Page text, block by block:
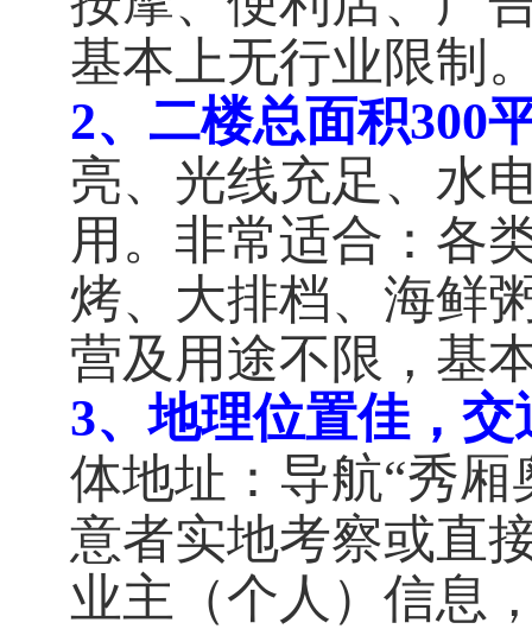
基本上无行业限制
2、二楼总面积300
亮、光线充足、水
用。 非常适合：各
烤、大排档、海鲜
营及用途不限，基
3、地理位置佳，交
体地址：导航“秀厢
意者实地考察或直
业主（个人）信息